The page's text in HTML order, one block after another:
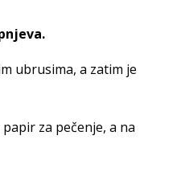
ubrusima, a zatim je
za pečenje, a na